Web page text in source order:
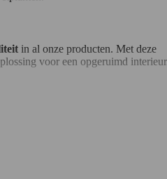
in al onze producten. Met deze
voor een opgeruimd